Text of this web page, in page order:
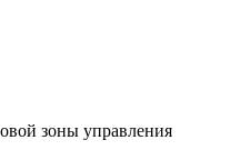
зоны управления